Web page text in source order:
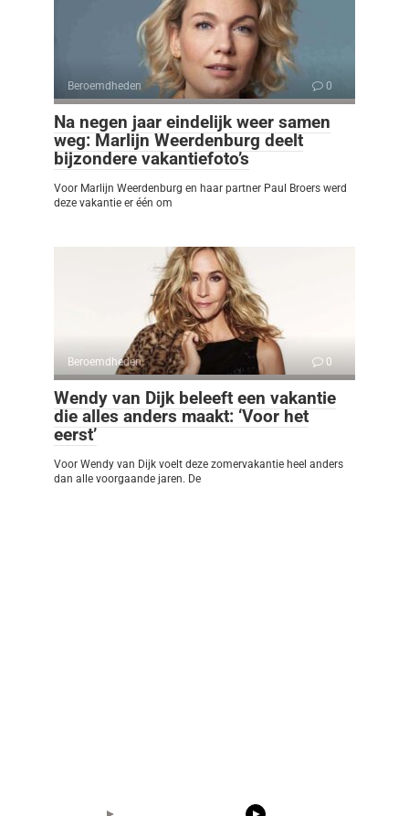
Beroemdheden 0
Na negen jaar eindelijk weer samen
weg: Marlijn Weerdenburg deelt
bijzondere vakantiefoto’s
Voor Marlijn Weerdenburg en haar partner Paul Broers werd
deze vakantie er één om
Beroemdheden 0
Wendy van Dijk beleeft een vakantie
die alles anders maakt: ‘Voor het
eerst’
Voor Wendy van Dijk voelt deze zomervakantie heel anders
dan alle voorgaande jaren. De